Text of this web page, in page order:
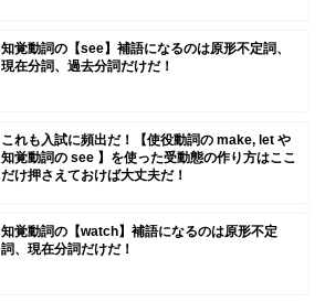
知覚動詞の【see】補語になるのは原形不定詞、
現在分詞、過去分詞だけだ！
これも入試に頻出だ！【使役動詞の make, let や
知覚動詞の see 】を使った受動態の作り方はここ
だけ押さえておけば大丈夫だ！
知覚動詞の【watch】補語になるのは原形不定
詞、現在分詞だけだ！